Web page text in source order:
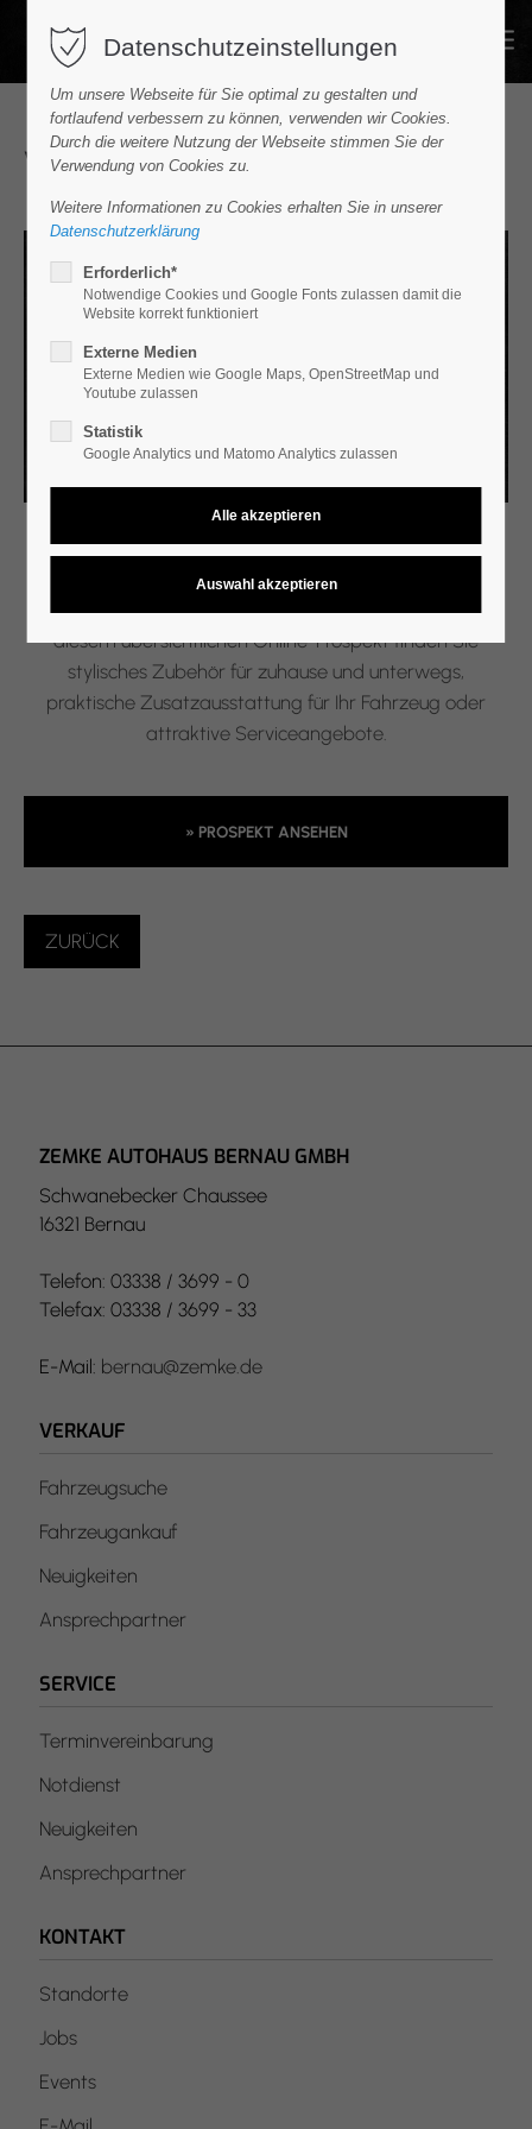
Datenschutzeinstellungen
Um unsere Webseite für Sie optimal zu gestalten und
fortlaufend verbessern zu können, verwenden wir Cookies.
Durch die weitere Nutzung der Webseite stimmen Sie der
Verwendung von Cookies zu.
Weitere Informationen zu Cookies erhalten Sie in unserer
Datenschutzerklärung
Erforderlich*
Notwendige Cookies und Google Fonts zulassen damit die
Website korrekt funktioniert
Externe Medien
Externe Medien wie Google Maps, OpenStreetMap und
Youtube zulassen
Statistik
Google Analytics und Matomo Analytics zulassen
Volkswagen - Der Prospekt
Volkswagen Service Angebote
Entdecken Sie in unserem Service-Prospekt unsere
aktuellen Service-Angebote für Ihren Volkswagen. In
diesem übersichtlichen Online-Prospekt finden Sie
stylisches Zubehör für zuhause und unterwegs,
praktische Zusatzausstattung für Ihr Fahrzeug oder
attraktive Serviceangebote.
» PROSPEKT ANSEHEN
ZURÜCK
ZEMKE AUTOHAUS BERNAU GMBH
Schwanebecker Chaussee
16321 Bernau
Telefon: 03338 / 3699 - 0
Telefax: 03338 / 3699 - 33
E-Mail: bernau@zemke.de
VERKAUF
Fahrzeugsuche
Fahrzeugankauf
Neuigkeiten
Ansprechpartner
SERVICE
Terminvereinbarung
Notdienst
Neuigkeiten
Ansprechpartner
KONTAKT
Standorte
Jobs
Events